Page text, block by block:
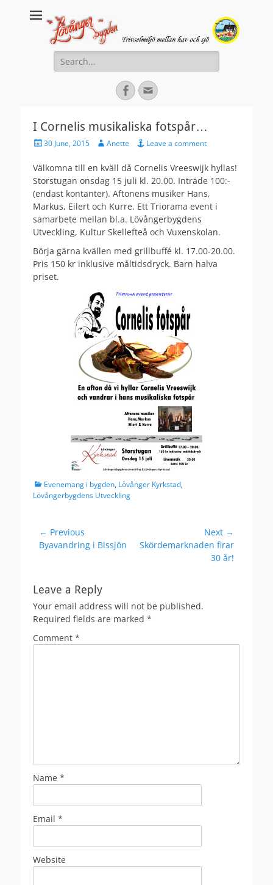
Lovanger.se
Välkommen till Lövånger
Search
for:
Facebook
Email
I Cornelis musikaliska fotspår…
Posted30 June, 2015 Author
Anette Leave a comment
Välkomna till en kväll då Cornelis Vreeswijk hyllas!
Storstugan onsdag 15 juli kl. 20.00. Inträde 100:-
(endast kontanter). Aftonens musiker Hans,
Markus, Eilert och Kurre. Ett Triorama event i
samarbete mellan bl.a. Lövångerbygdens
Utveckling, Kultur Skellefteå och Vuxenskolan.
Börja gärna kvällen med grillbuffé kl. 17.00-20.00.
Pris 150 kr inklusive måltidsdryck. Barn halva
priset.
Categories
Evenemang i bygden, Lövånger Kyrkstad,
Lövångerbygdens Utveckling
Post
navigation
← Previous
Previous
Byavandring i Bissjön
Next →
Next
Skördemarknaden firar
30 år!
Leave a Reply
Your email address will not be published.
Required fields are marked *
Comment *
Name *
Email *
Website